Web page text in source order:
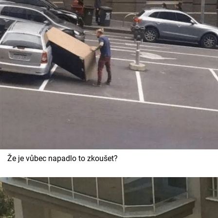
Že je vůbec napadlo to zkoušet?